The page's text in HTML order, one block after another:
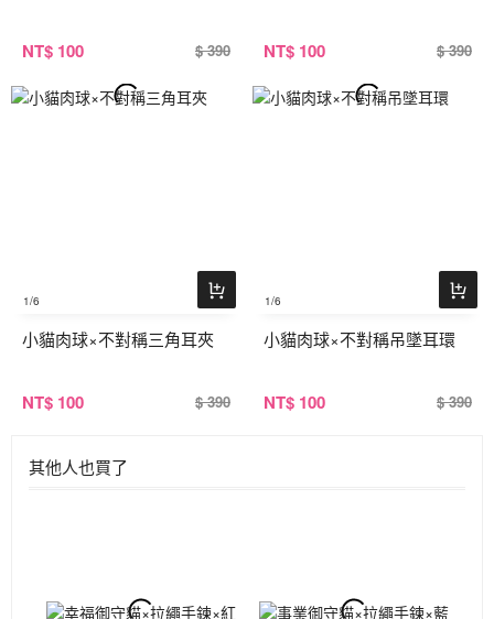
NT$ 100 $ 390 NT$ 100 $ 390
1/6
小貓肉球×不對稱三角耳夾
NT$ 100 $ 390
1/6
小貓肉球×不對稱吊墜耳環
NT$ 100 $ 390
其他人也買了